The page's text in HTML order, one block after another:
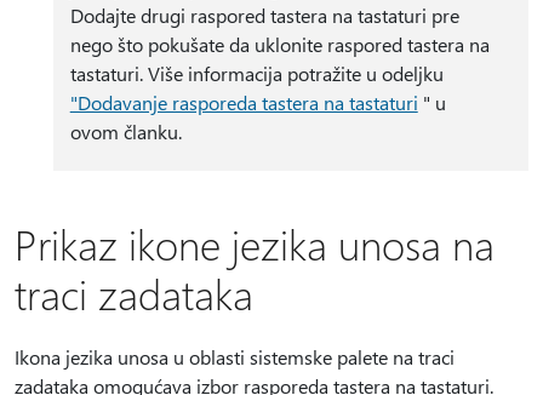
Dodajte drugi raspored tastera na tastaturi pre
nego što pokušate da uklonite raspored tastera na
tastaturi. Više informacija potražite u odeljku
"Dodavanje rasporeda tastera na tastaturi " u
ovom članku.
Prikaz ikone jezika unosa na
traci zadataka
Ikona jezika unosa u oblasti sistemske palete na traci
zadataka omogućava izbor rasporeda tastera na tastaturi.